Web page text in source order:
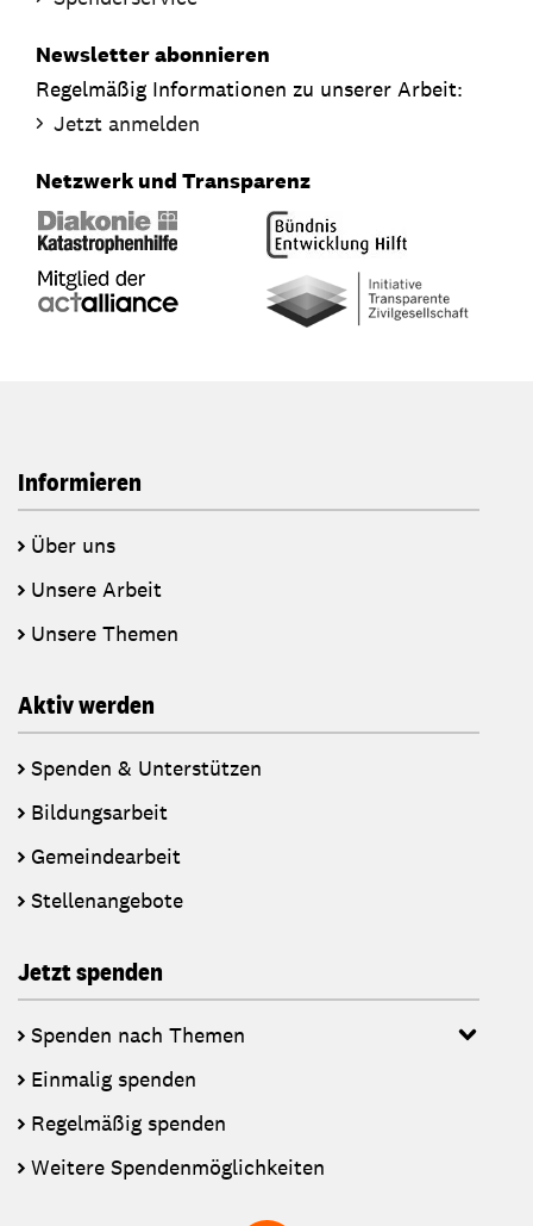
Newsletter abonnieren
Regelmäßig Informationen zu unserer Arbeit:
Jetzt anmelden
Netzwerk und Transparenz
Informieren
Über uns
Unsere Arbeit
Unsere Themen
Aktiv werden
Spenden & Unterstützen
Bildungsarbeit
Gemeindearbeit
Stellenangebote
Jetzt spenden
Spenden nach Themen
Einmalig spenden
Regelmäßig spenden
Weitere Spendenmöglichkeiten